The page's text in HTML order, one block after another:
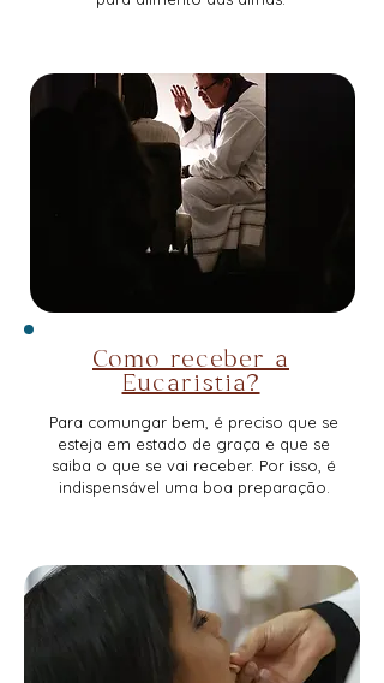
Como receber a
Eucaristia?
Para comungar bem, é preciso que se
esteja em estado de graça e que se
saiba o que se vai receber. Por isso, é
indispensável uma boa preparação.